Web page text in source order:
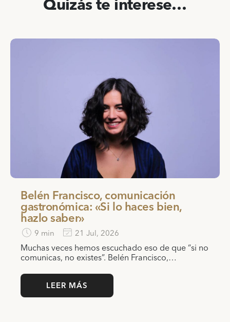
Quizás te interese…
Belén Francisco, comunicación
gastronómica: «Si lo haces bien,
hazlo saber»
9 min 21 Jul, 2026
Muchas veces hemos escuchado eso de que “si no
comunicas, no existes”. Belén Francisco,…
LEER MÁS